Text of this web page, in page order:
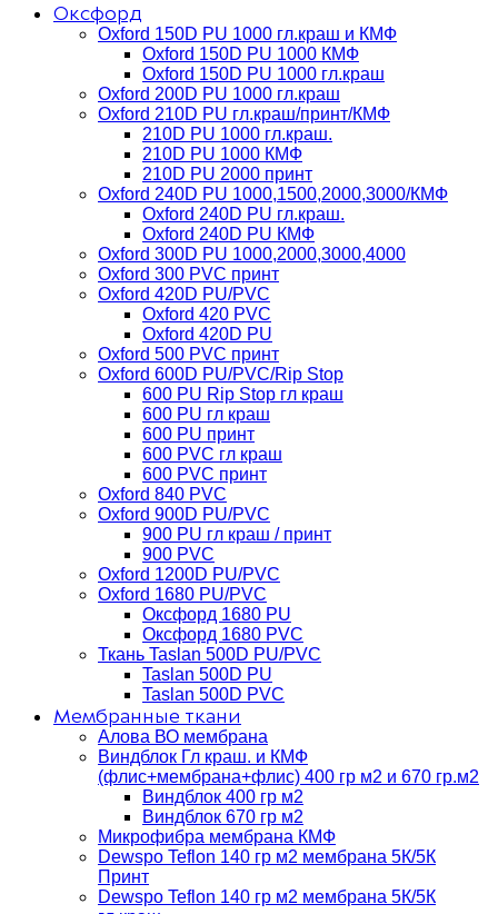
Оксфорд
Oxford 150D PU 1000 гл.краш и КМФ
Oxford 150D PU 1000 КМФ
Oxford 150D PU 1000 гл.краш
Oxford 200D PU 1000 гл.краш
Oxford 210D PU гл.краш/принт/КМФ
210D PU 1000 гл.краш.
210D PU 1000 КМФ
210D PU 2000 принт
Oxford 240D PU 1000,1500,2000,3000/КМФ
Oxford 240D PU гл.краш.
Oxford 240D PU КМФ
Oxford 300D PU 1000,2000,3000,4000
Oxford 300 PVC принт
Oxford 420D PU/PVC
Oxford 420 PVC
Oxford 420D PU
Oxford 500 PVC принт
Oxford 600D PU/PVC/Rip Stop
600 PU Rip Stop гл краш
600 PU гл краш
600 PU принт
600 PVC гл краш
600 PVC принт
Oxford 840 PVC
Oxford 900D PU/PVC
900 PU гл краш / принт
900 PVC
Oxford 1200D PU/PVC
Oxford 1680 PU/PVC
Оксфорд 1680 PU
Оксфорд 1680 PVC
Ткань Taslan 500D PU/PVC
Taslan 500D PU
Taslan 500D PVC
Мембранные ткани
Алова ВО мембрана
Виндблок Гл краш. и КМФ
(флис+мембрана+флис) 400 гр м2 и 670 гр.м2
Виндблок 400 гр м2
Виндблок 670 гр м2
Микрофибра мембрана КМФ
Dewspo Teflon 140 гр м2 мембрана 5К/5К
Принт
Dewspo Teflon 140 гр м2 мембрана 5К/5К